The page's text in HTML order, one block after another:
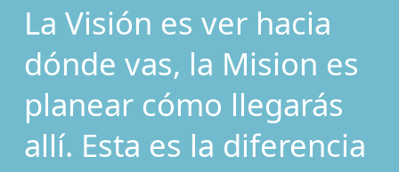
La Visión es ver hacia
dónde vas, la Mision es
planear cómo llegarás
allí. Esta es la diferencia